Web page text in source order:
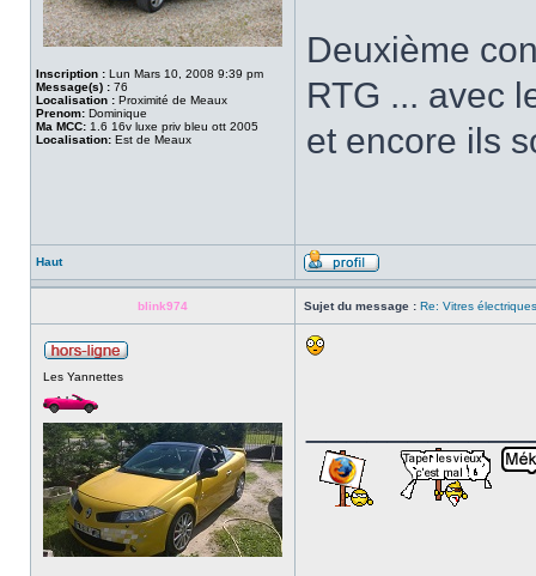
Inscription : Lun Mars 10, 2008 9:39 pm
Message(s) : 76
Localisation : Proximité de Meaux
Prenom: Dominique
Ma MCC: 1.6 16v luxe priv bleu ott 2005
Localisation: Est de Meaux
Deuxième
RTG ... avec
et encore ils
Haut
blink974 Sujet du message : Re: Vitres électriques
Les Yannettes